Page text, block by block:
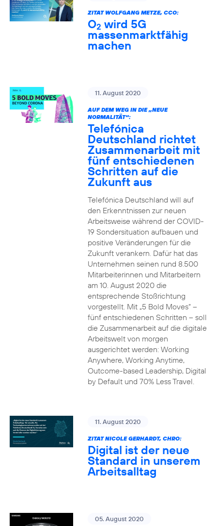
ZITAT WOLFGANG METZE, CCO:
O2 wird 5G
massenmarktfähig
machen
11. August 2020
AUF DEM WEG IN DIE „NEUE
NORMALITÄT“:
Telefónica
Deutschland richtet
Zusammenarbeit mit
fünf entschiedenen
Schritten auf die
Zukunft aus
Telefónica Deutschland will auf
den Erkenntnissen zur neuen
Arbeitsweise während der COVID-
19 Sondersituation aufbauen und
positive Veränderungen für die
Zukunft verankern. Dafür hat das
Unternehmen seinen rund 8.500
Mitarbeiterinnen und Mitarbeitern
am 10. August 2020 die
entsprechende Stoßrichtung
vorgestellt. Mit „5 Bold Moves“ –
fünf entschiedenen Schritten – soll
die Zusammenarbeit auf die digitale
Arbeitswelt von morgen
ausgerichtet werden: Working
Anywhere, Working Anytime,
Outcome-based Leadership, Digital
by Default und 70% Less Travel.
11. August 2020
ZITAT NICOLE GERHARDT, CHRO:
Digital ist der neue
Standard in unserem
Arbeitsalltag
05. August 2020